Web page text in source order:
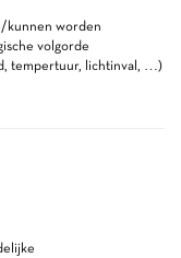
kunnen worden
volgorde
tempertuur, lichtinval, …)